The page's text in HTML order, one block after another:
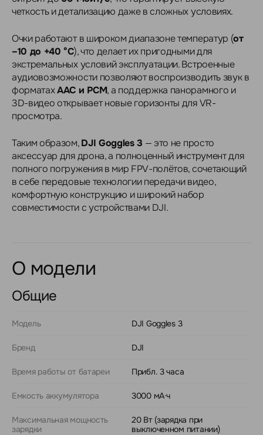
четкость и детализацию даже в сложных условиях.
Очки работают в широком диапазоне температур (от
–10 до +40 °C), что делает их пригодными для
экстремальных условий эксплуатации. Встроенные
аудиовозможности позволяют воспроизводить звук в
форматахAAC и PCM, а поддержка панорамного и
3D-видео открывает новые горизонты для VR-
просмотра.
Таким образом,DJI Goggles 3 — это не просто
аксессуар для дрона, а полноценный инструмент для
полного погружения в мир FPV-полётов, сочетающий
в себе передовые технологии передачи видео,
комфортную конструкцию и широкий набор
совместимости с устройствами DJI.
О модели
Общие
Модель DJI Goggles 3
Бренд DJI
Время работы от батареи Прибл. 3 часа
Емкость аккумулятора 3000 мА·ч
Максимальная мощность
зарядки
20 Вт (зарядка при
выключенном питании)